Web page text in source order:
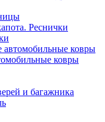
Реснички
автомобильные ковры
ковры
и багажника